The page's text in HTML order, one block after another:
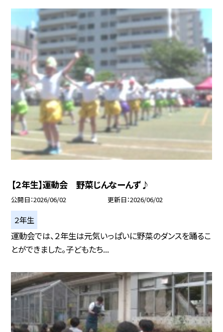
【２年生】運動会 野菜じんなーんず♪
公開日 2026/06/02 更新日 2026/06/02
２年生
運動会では、２年生は元気いっぱいに野菜のダンスを踊るこ
とができました。子どもたち...